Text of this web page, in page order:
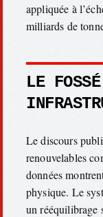
appliquée à
milliards de
LE
Le discours
renouvelables
données
physique. Le
un rééquilibrage